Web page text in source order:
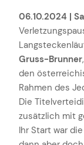
06.10.2024 |
Gruss-Brunner
den
Rahmen des
Die
zusätzlich mit
Ihr Start war